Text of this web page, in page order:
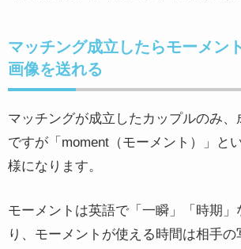
マッチング成立したらモーメン
画像を送れる
マッチングが成立したカップルのみ、
ですが「moment（モーメント）」と
様になります。
モーメントは英語で「一瞬」「時期」
り、モーメントが使える時間は相手